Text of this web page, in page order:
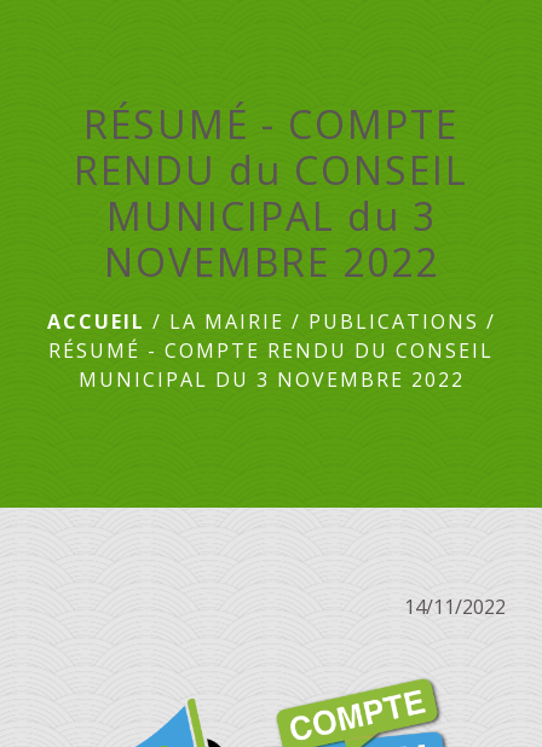
RÉSUMÉ - COMPTE
RENDU du CONSEIL
MUNICIPAL du 3
NOVEMBRE 2022
ACCUEIL / LA MAIRIE / PUBLICATIONS /
RÉSUMÉ - COMPTE RENDU DU CONSEIL
MUNICIPAL DU 3 NOVEMBRE 2022
14/11/2022